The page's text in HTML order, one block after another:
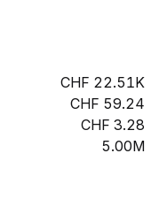
22.51K
59.24
3.28
5.00M